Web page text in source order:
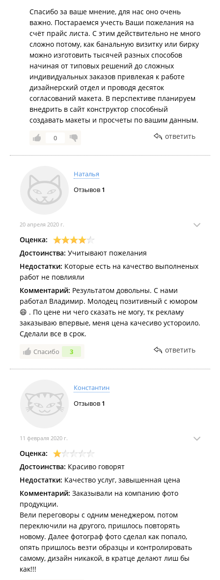
Спасибо за ваше мнение, для нас оно очень
важно. Постараемся учесть Ваши пожелания на
счёт прайс листа. С этим действительно не много
сложно потому, как банальную визитку или бирку
можно изготовить тысячей разных способов
начиная от типовых решений до сложных
индивидуальных заказов привлекая к работе
дизайнерский отдел и проводя десяток
согласований макета. В перспективе планируем
внедрить в сайт конструктор способный
создавать макеты и просчеты по вашим данным.
0 ответить
Наталья
Отзывов 1
20 апреля 2020 г.
Оценка:
Достоинства: Учитывают пожелания
Недостатки: Которые есть на качество выполненых
работ не повлияли
Комментарий: Результатом довольны. С нами
работал Владимир. Молодец позитивный с юмором
😄 . По цене ни чего сказать не могу, тк рекламу
заказываю впервые, меня цена качесиво устороило.
Сделали все в срок.
Спасибо 3 ответить
Константин
Отзывов 1
11 февраля 2020 г.
Оценка:
Достоинства: Красиво говорят
Недостатки: Качество услуг, завышенная цена
Комментарий: Заказывали на компанию фото
продукции.
Вели переговоры с одним менеджером, потом
переключили на другого, пришлось повторять
новому. Далее фотограф фото сделал как попало,
опять пришлось везти образцы и контролировать
самому, дизайн никакой, в кратце делают лиш бы
как!!!